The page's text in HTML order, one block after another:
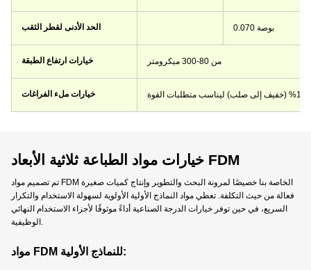
الحد الأدنى لقطر الثقب 0.070 بوصة
خيارات ارتفاع الطبقة من 80-300 ميكرومتر
خيارات ملء الفراغات
خيارات مواد الطباعة ثلاثية الأبعاد FDM
تم تصميم مواد FDM الخاصة بنا خصيصًا لمرونة البحث والتطوير وإنتاج كميات صغيرة
فعالة من حيث التكلفة. تعطي مواد النماذج الأولية الأولوية لسهولة الاستخدام والتكرار
السريع، في حين توفر خيارات الدرجة الصناعية أداءً موثوقًا لأجزاء الاستخدام النهائي
الوظيفية.
مواد FDM للنماذج الأولية: